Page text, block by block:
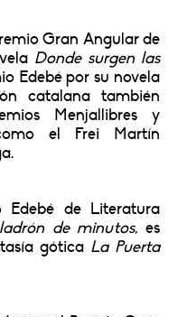
Gran Angular de
Donde surgen las
Edebé por su novela
catalana también
Menjallibres y
el Frei Martín
Edebé de Literatura
de minutos, es
gótica La Puerta